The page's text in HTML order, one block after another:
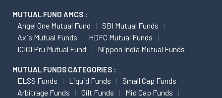
MUTUAL FUND AMCS :
Angel One Mutual Fund
SBI Mutual Funds
Axis Mutual Funds
HDFC Mutual Funds
ICICI Pru Mutual Fund
Nippon India Mutual Funds
MUTUAL FUNDS CATEGORIES :
ELSS Funds Liquid Funds
Small Cap Funds
Arbitrage Funds
Gilt Funds
Mid Cap Funds